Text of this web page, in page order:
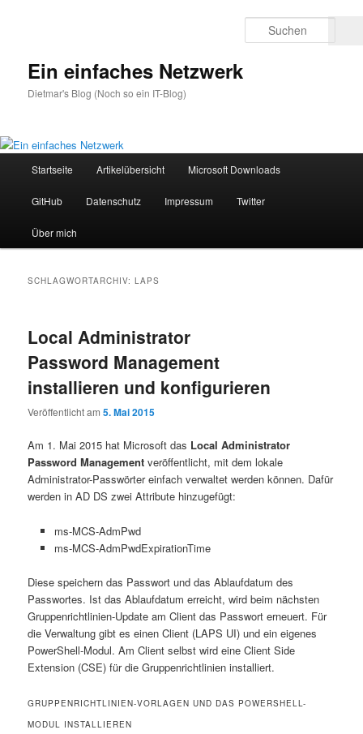
Ein einfaches Netzwerk
Dietmar's Blog (Noch so ein IT-Blog)
Startseite Artikelübersicht Microsoft Downloads
GitHub Datenschutz Impressum Twitter
Über mich
SCHLAGWORTARCHIV:LAPS
Local Administrator
Password Management
installieren und konfigurieren
Veröffentlicht am5. Mai 2015
Am 1. Mai 2015 hat Microsoft das Local Administrator
Password Management veröffentlicht, mit dem lokale
Administrator-Passwörter einfach verwaltet werden können. Dafür
werden in AD DS zwei Attribute hinzugefügt:
ms-MCS-AdmPwd
ms-MCS-AdmPwdExpirationTime
Diese speichern das Passwort und das Ablaufdatum des
Passwortes. Ist das Ablaufdatum erreicht, wird beim nächsten
Gruppenrichtlinien-Update am Client das Passwort erneuert. Für
die Verwaltung gibt es einen Client (LAPS UI) und ein eigenes
PowerShell-Modul. Am Client selbst wird eine Client Side
Extension (CSE) für die Gruppenrichtlinien installiert.
GRUPPENRICHTLINIEN-VORLAGEN UND DAS POWERSHELL-
MODUL INSTALLIEREN